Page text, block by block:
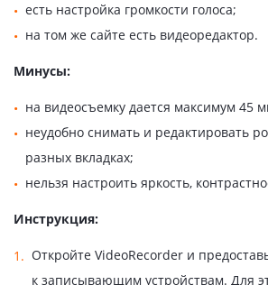
есть настройка громкости голоса;
на том же сайте есть видеоредактор.
Минусы:
на видеосъемку дается максимум 45
неудобно снимать и редактировать
разных вкладках;
нельзя настроить яркость,
Инструкция:
Откройте VideoRecorder и
к записывающим устройствам. Для